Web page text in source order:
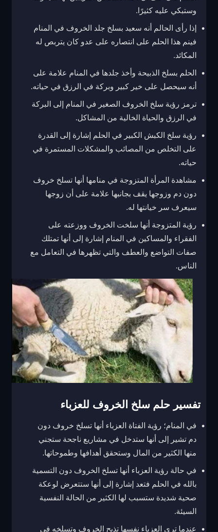
وستبكي عليه كثيرًا.
إذا رأى الحالم أنه سعيد بسلخ جلد الخروف في المنام
فينم هذا الحلم على انتصاره على عدو كان يتربص له
المكائد.
الحلم بسلخ الذبيحة وأخذ جلدها في المنام علامة على
أنه سيحصل على خير كبير وبركة في الرزق في حياته.
ترمز رؤية سلخ الخروف الصغير في المنام إلى البركة
في الرزق والحياة الخالية من المشاكل.
رؤية سلخ الكبش الكبير في الحلم إشارة إلى القدرة
على التخلص من المصائب والمشكلات المستمرة في
حياته.
مشاهدة المرأة المتزوجة في منامها أنها تسلخ خروف
دون دم وزوجها يقف بجانبها علامة على أن زوجها
سيعرف سر خيانتها له.
رؤية المتزوجة أنها سلخت الخروف ووزعته على
الفقراء والمساكين في المنام إشارة إلى أنها تمتلك
صفات التواضع والعطف والتي تظهرها في التعامل مع
الناس.
تفسير حلم سلخ الخروف للعزباء
في المنام؛ رؤية الفتاة العزباء أنها تسلخ خروف دون
دم تشير إلى أنها ستدخل في مشاريع ناجحة ستجني
منها الكثير من المال وستحقق أهدافها وطموحاتها.
في حالة رؤية العزباء أنها تسلخ الخروف دون التسمية
بالله في الحلم فتعد إشارة إلى أنها ستتعرض لوعكة
صحية شديدة ستسبب لها الكثير من الحالة النفسية
السيئة.
عندما ترى العزباء نفسها تذبح الخروف وتسلخه في